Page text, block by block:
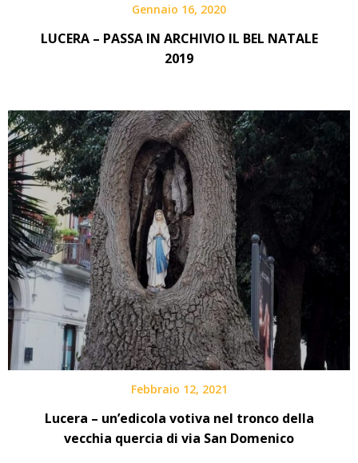
Gennaio 16, 2020
LUCERA – PASSA IN ARCHIVIO IL BEL NATALE
2019
Febbraio 12, 2021
Lucera – un’edicola votiva nel tronco della
vecchia quercia di via San Domenico